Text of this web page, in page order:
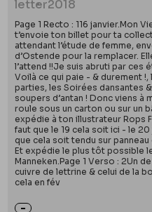
letter2018
Page 1 Recto : 116 janvier.Mon
t’envoie ton billet pour ta
attendant l’étude de femme,
d’Ostende pour la remplacer.
l’attend !!Je suis abruti par ces
Voilà ce qui paie - & durement
parties, les Soirées dansantes
soupers d’antan ! Donc viens à
roule sous un carton ou sur un
expédie à ton illustrateur Rops
faut que le 19 cela soit ici - le
que cela soit tendu sur panneau
Et expédie le plus tôt possible
Manneken.Page 1 Verso : 2Un
cuivre de lettrine & celui de la
cela en fév